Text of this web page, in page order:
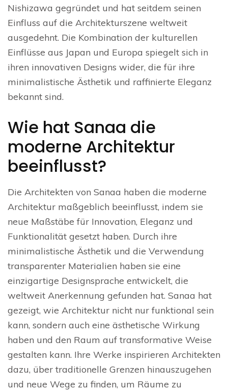
Nishizawa gegründet und hat seitdem seinen
Einfluss auf die Architekturszene weltweit
ausgedehnt. Die Kombination der kulturellen
Einflüsse aus Japan und Europa spiegelt sich in
ihren innovativen Designs wider, die für ihre
minimalistische Ästhetik und raffinierte Eleganz
bekannt sind.
Wie hat Sanaa die
moderne Architektur
beeinflusst?
Die Architekten von Sanaa haben die moderne
Architektur maßgeblich beeinflusst, indem sie
neue Maßstäbe für Innovation, Eleganz und
Funktionalität gesetzt haben. Durch ihre
minimalistische Ästhetik und die Verwendung
transparenter Materialien haben sie eine
einzigartige Designsprache entwickelt, die
weltweit Anerkennung gefunden hat. Sanaa hat
gezeigt, wie Architektur nicht nur funktional sein
kann, sondern auch eine ästhetische Wirkung
haben und den Raum auf transformative Weise
gestalten kann. Ihre Werke inspirieren Architekten
dazu, über traditionelle Grenzen hinauszugehen
und neue Wege zu finden, um Räume zu